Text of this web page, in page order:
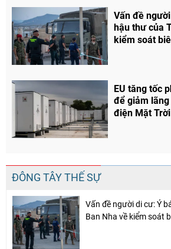
Vấn đề
hậu thư của
kiểm soát
EU tăng tốc
để giảm
điện Mặt Trời
ĐÔNG TÂY THẾ SỰ
Vấn đề người di cư: Ý
Ban Nha về kiểm soát